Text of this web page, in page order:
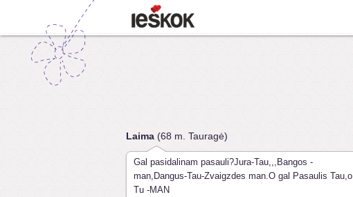
Laima (68 m. Tauragė)
Gal pasidalinam pasauli?Jura-Tau,,,Bangos -
man,Dangus-Tau-Zvaigzdes man.O gal Pasaulis Tau,o
Tu -MAN